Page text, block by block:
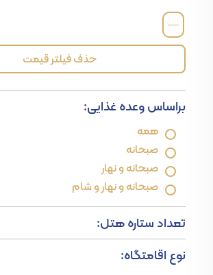
—
حذف فیلتر قیمت
براساس وعده غذایی:
همه
صبحانه
صبحانه و نهار
صبحانه و نهار و شام
تعداد ستاره هتل:
نوع اقامتگاه: